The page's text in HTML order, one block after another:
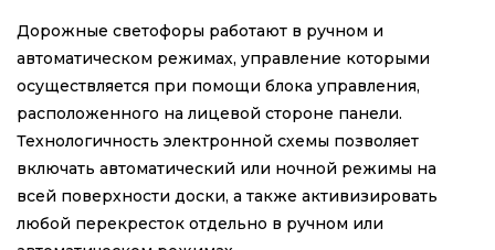
Дорожные светофоры работают в ручном и
автоматическом режимах, управление которыми
осуществляется при помощи блока управления,
расположенного на лицевой стороне панели.
Технологичность электронной схемы позволяет
включать автоматический или ночной режимы на
всей поверхности доски, а также активизировать
любой перекресток отдельно в ручном или